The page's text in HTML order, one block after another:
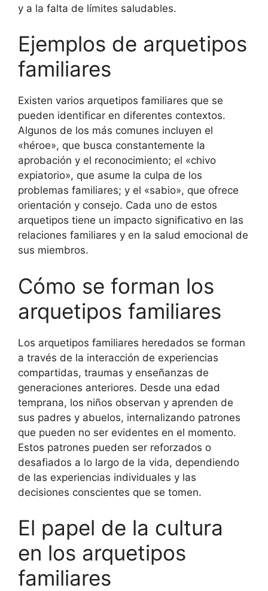
y a la falta de límites saludables.
Ejemplos de arquetipos
familiares
Existen varios arquetipos familiares que se
pueden identificar en diferentes contextos.
Algunos de los más comunes incluyen el
«héroe», que busca constantemente la
aprobación y el reconocimiento; el «chivo
expiatorio», que asume la culpa de los
problemas familiares; y el «sabio», que ofrece
orientación y consejo. Cada uno de estos
arquetipos tiene un impacto significativo en las
relaciones familiares y en la salud emocional de
sus miembros.
Cómo se forman los
arquetipos familiares
Los arquetipos familiares heredados se forman
a través de la interacción de experiencias
compartidas, traumas y enseñanzas de
generaciones anteriores. Desde una edad
temprana, los niños observan y aprenden de
sus padres y abuelos, internalizando patrones
que pueden no ser evidentes en el momento.
Estos patrones pueden ser reforzados o
desafiados a lo largo de la vida, dependiendo
de las experiencias individuales y las
decisiones conscientes que se tomen.
El papel de la cultura
en los arquetipos
familiares